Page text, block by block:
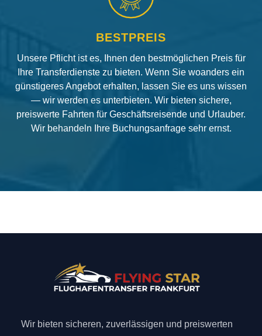
BESTPREIS
Unsere Pflicht ist es, Ihnen den bestmöglichen Preis für
Ihre Transferdienste zu bieten. Wenn Sie woanders ein
günstigeres Angebot erhalten, lassen Sie es uns wissen
— wir werden es unterbieten. Wir bieten sichere,
preiswerte Fahrten für Geschäftsreisende und Urlauber.
Wir behandeln Ihre Buchungsanfrage sehr ernst.
Wir bieten sicheren, zuverlässigen und preiswerten